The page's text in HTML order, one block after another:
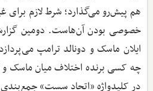
خصوصی بودن آن‌هاست. دومین
ایلان ماسک و دونالد ترامپ
چه کسی برنده اختلاف میان ماسک
در کلیدواژه «اتحاد سست»